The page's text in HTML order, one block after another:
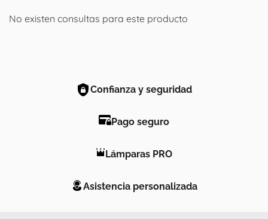
No existen consultas para este producto
Confianza y seguridad
Pago seguro
Lámparas PRO
Asistencia personalizada